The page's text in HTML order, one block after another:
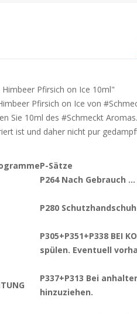
Pfirsich on Ice 10ml"
Pfirsich on Ice von
Sie 10ml des #Schmeckt
ist und daher nicht pur
P-Sätze
P264 Nach Gebrauch
P280
P305+P351+P338 BEI
spülen. Eventuell
P337+P313 Bei
hinzuziehen.